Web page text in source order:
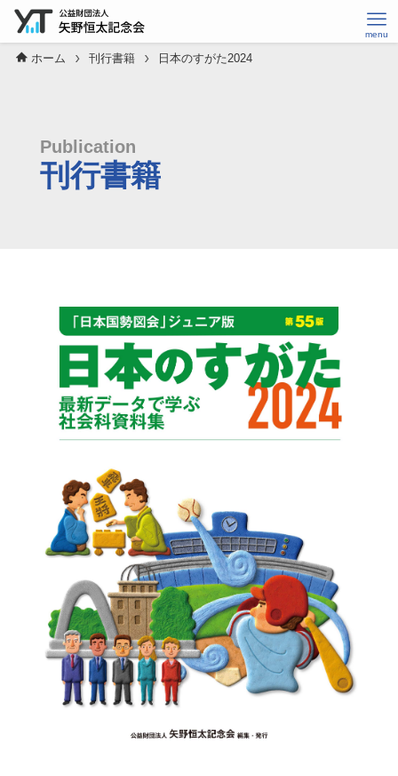
ホーム 刊行書籍 日本のすがた2024
Publication
刊行書籍